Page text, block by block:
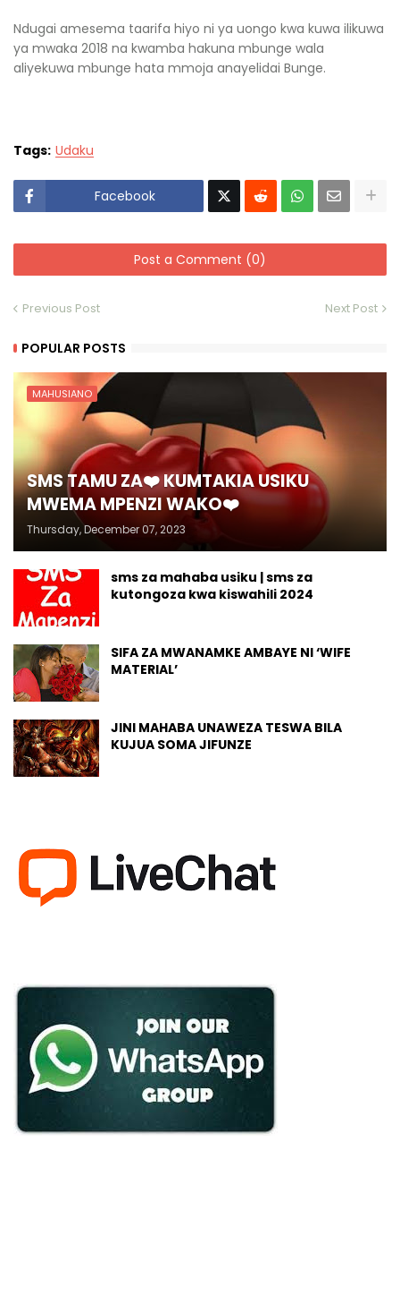
Ndugai amesema taarifa hiyo ni ya uongo kwa kuwa ilikuwa
ya mwaka 2018 na kwamba hakuna mbunge wala
aliyekuwa mbunge hata mmoja anayelidai Bunge.
Tags: Udaku
Facebook
Post a Comment (0)
Previous Post Next Post
POPULAR POSTS
MAHUSIANO
SMS TAMU ZA❤️ KUMTAKIA USIKU
MWEMA MPENZI WAKO❤️
Thursday, December 07, 2023
sms za mahaba usiku | sms za
kutongoza kwa kiswahili 2024
SIFA ZA MWANAMKE AMBAYE NI ‘WIFE
MATERIAL’
JINI MAHABA UNAWEZA TESWA BILA
KUJUA SOMA JIFUNZE